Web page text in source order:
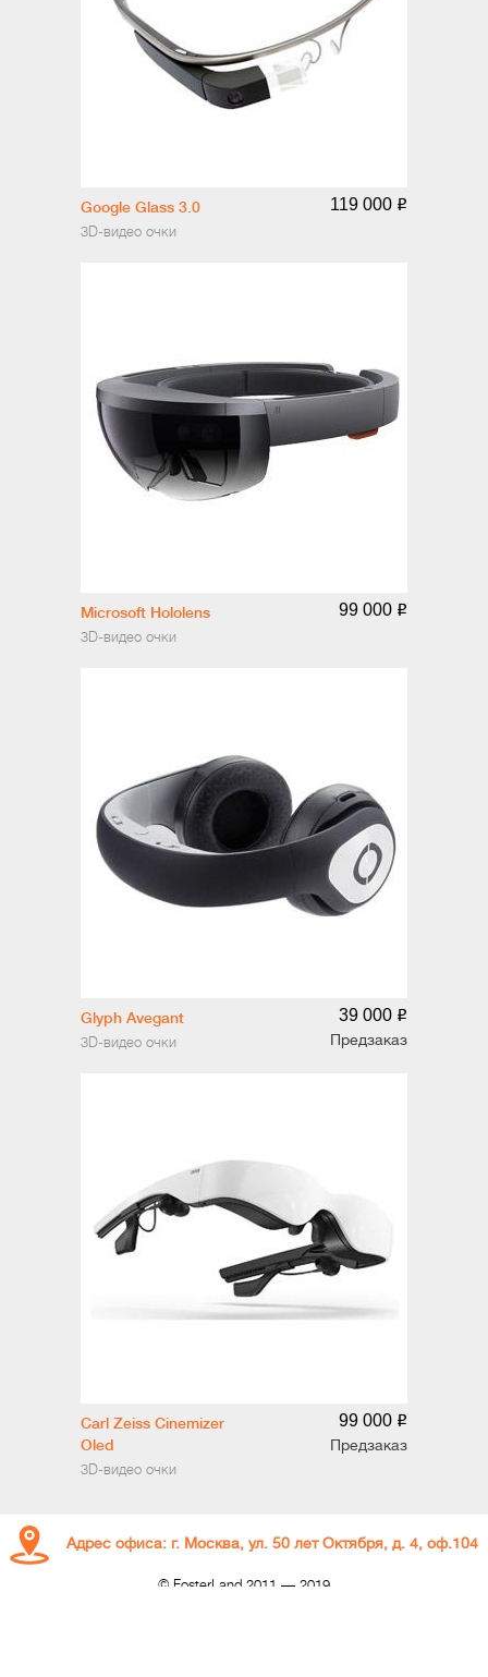
Google Glass 3.0
3D-видео очки
119 000 o
Microsoft Hololens
3D-видео очки
99 000 o
Glyph Avegant
3D-видео очки
39 000 o
Предзаказ
Carl Zeiss Cinemizer
Oled
3D-видео очки
99 000 o
Предзаказ
Адрес офиса: г. Москва, ул. 50 лет Октября, д. 4, оф.104
© FosterLand 2011 — 2019